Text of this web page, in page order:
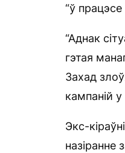
“ў працэсе
“Аднак
гэтая
Захад
кампаній у
Экс-
назіранне